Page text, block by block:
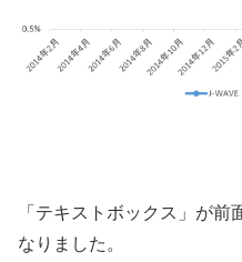
「テキストボックス」が
なりました。